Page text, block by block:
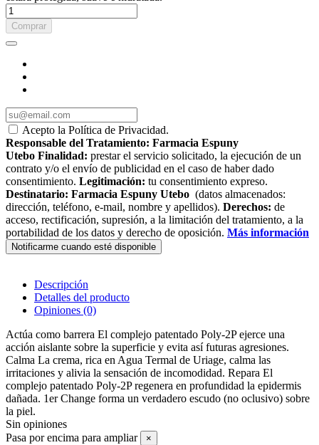
Comprar
Acepto la Política de Privacidad.
Responsable del Tratamiento: Farmacia Espuny
Utebo Finalidad: prestar el servicio solicitado, la ejecución de un
contrato y/o el envío de publicidad en el caso de haber dado
consentimiento. Legitimación: tu consentimiento expreso.
Destinatario: Farmacia Espuny Utebo (datos almacenados:
dirección, teléfono, e-mail, nombre y apellidos). Derechos: de
acceso, rectificación, supresión, a la limitación del tratamiento, a la
portabilidad de los datos y derecho de oposición. Más información
Descripción
Detalles del producto
Opiniones (0)
Actúa como barrera El complejo patentado Poly-2P ejerce una
acción aislante sobre la superficie y evita así futuras agresiones.
Calma La crema, rica en Agua Termal de Uriage, calma las
irritaciones y alivia la sensación de incomodidad. Repara El
complejo patentado Poly-2P regenera en profundidad la epidermis
dañada. 1er Change forma un verdadero escudo (no oclusivo) sobre
la piel.
Sin opiniones
Pasa por encima para ampliar
×